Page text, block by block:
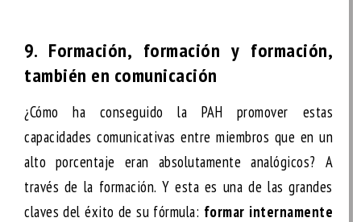
9. Formación, formación y formación,
también en comunicación
¿Cómo ha conseguido la PAH promover estas
capacidades comunicativas entre miembros que en un
alto porcentaje eran absolutamente analógicos? A
través de la formación. Y esta es una de las grandes
claves del éxito de su fórmula: formar internamente